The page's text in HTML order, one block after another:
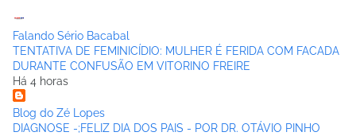
Falando Sério Bacabal
TENTATIVA DE FEMINICÍDIO: MULHER É FERIDA COM FACADA
DURANTE CONFUSÃO EM VITORINO FREIRE
Há 4 horas
Blog do Zé Lopes
DIAGNOSE -;FELIZ DIA DOS PAIS - POR DR. OTÁVIO PINHO